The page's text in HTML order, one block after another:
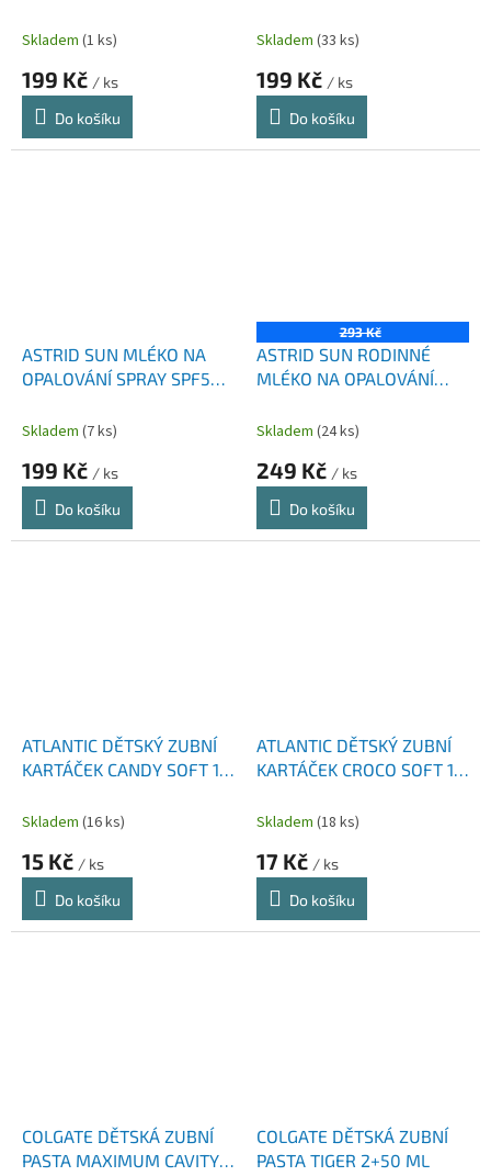
Skladem (1 ks)
199 Kč / ks
Do košíku
Skladem (33 ks)
199 Kč / ks
Do košíku
ASTRID SUN MLÉKO NA
OPALOVÁNÍ SPRAY SPF50+
Skladem (7 ks)
199 Kč / ks
Do košíku
293 Kč
ASTRID SUN RODINNÉ
MLÉKO NA OPALOVÁNÍ
Skladem (24 ks)
249 Kč / ks
Do košíku
ATLANTIC DĚTSKÝ ZUBNÍ
KARTÁČEK CANDY SOFT 1
Skladem (16 ks)
15 Kč / ks
Do košíku
ATLANTIC DĚTSKÝ ZUBNÍ
KARTÁČEK CROCO SOFT 1
Skladem (18 ks)
17 Kč / ks
Do košíku
COLGATE DĚTSKÁ ZUBNÍ
PASTA MAXIMUM CAVITY
COLGATE DĚTSKÁ ZUBNÍ
PASTA TIGER 2+50 ML